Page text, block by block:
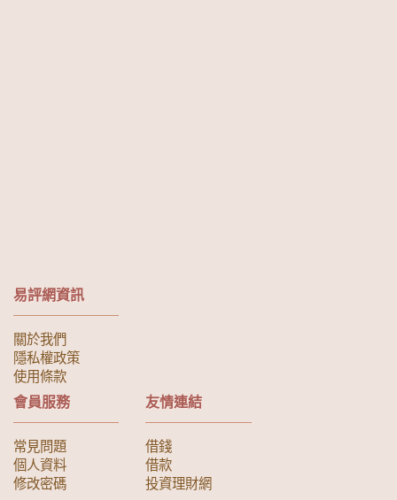
易評網資訊
關於我們
隱私權政策
使用條款
會員服務
常見問題
個人資料
修改密碼
友情連結
借錢
借款
投資理財網